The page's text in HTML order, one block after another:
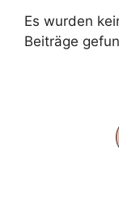
Es wurden
Beiträge